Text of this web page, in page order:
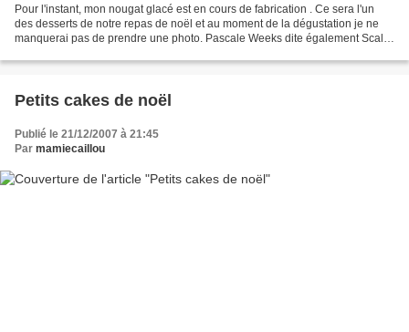
Pour l'instant, mon nougat glacé est en cours de fabrication . Ce sera l'un
des desserts de notre repas de noël et au moment de la dégustation je ne
manquerai pas de prendre une photo. Pascale Weeks dite également Scally
Petits cakes de noël
Publié le 21/12/2007 à 21:45
Par mamiecaillou